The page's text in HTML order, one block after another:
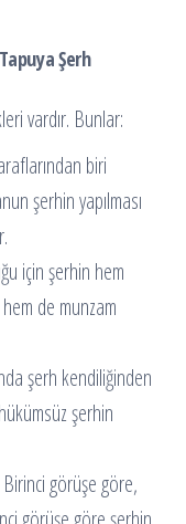
Şerh
vardır. Bunlar:
biri
şerhin yapılması
için şerhin hem
de munzam
şerh kendiliğinden
şerhin
Birinci görüşe göre,